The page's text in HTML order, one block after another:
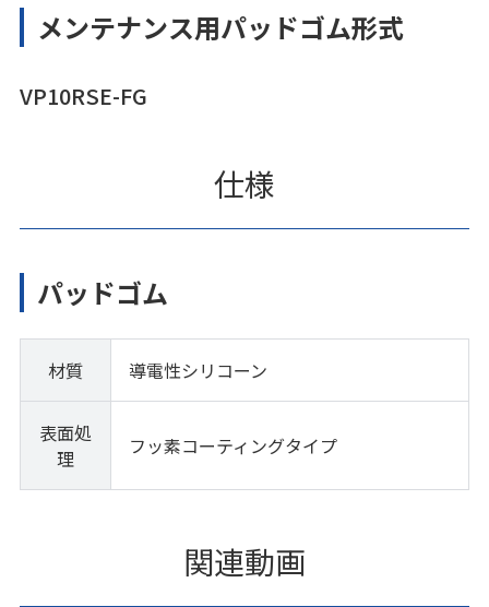
メンテナンス用パッドゴム形式
VP10RSE-FG
仕様
パッドゴム
材質 導電性シリコーン
表面処
理
フッ素コーティングタイプ
関連動画